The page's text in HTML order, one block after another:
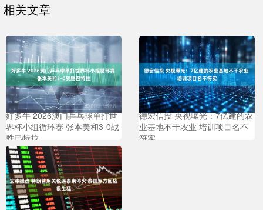
相关文章
好多牛 2026澳门乒乓球单打世
界杯小组循环赛 张本美和3-0战
胜巴特拉
德宏信投 央视曝光：7亿建的农
业基地不干农业 培训项目名不
符实